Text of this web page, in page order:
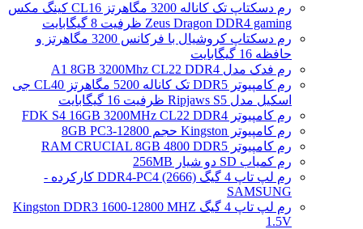
رم دسکتاپ تک کاناله 3200 مگاهرتز CL16 کینگ مکس
Zeus Dragon DDR4 gaming ظرفیت 8 گیگابایت
رم دسکتاپ کروشیال با فرکانس 3200 مگاهرتز و
حافظه 16 گیگابایت
رم فدک مدل A1 8GB 3200Mhz CL22 DDR4
رم کامپیوتر DDR5 تک کاناله 5200 مگاهرتز CL40 جی
اسکیل مدل Ripjaws S5 ظرفیت 16 گیگابایت
رم کامپیوتر FDK S4 16GB 3200MHz CL22 DDR4
رم کامپیوتر Kingston حجم 8GB PC3-12800
رم کامپیوتر RAM CRUCIAL 8GB 4800 DDR5
رم کمیاب SD دو شیار 256MB
رم لپ تاپ 4 گیگ DDR4-PC4 (2666) کارکرده -
SAMSUNG
رم لپ تاپ 4 گیگ Kingston DDR3 1600-12800 MHZ
1.5V